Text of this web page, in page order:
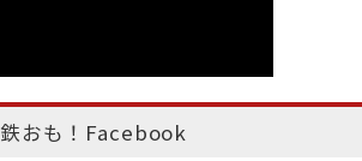
鉄おも！Facebook